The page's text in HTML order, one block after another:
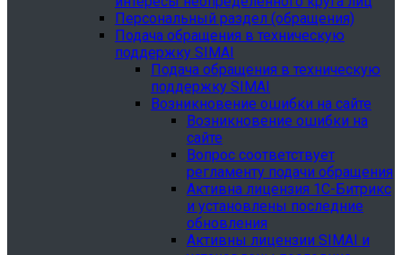
Персональный раздел (обращения)
Подача обращения в техническую
поддержку SIMAI
Подача обращения в техническую
поддержку SIMAI
Возникновение ошибки на сайте
Возникновение ошибки на
сайте
Вопрос соответствует
регламенту подачи обращения
Активна лицензия 1С-Битрикс
и установлены последние
обновления
Активны лицензии SIMAI и